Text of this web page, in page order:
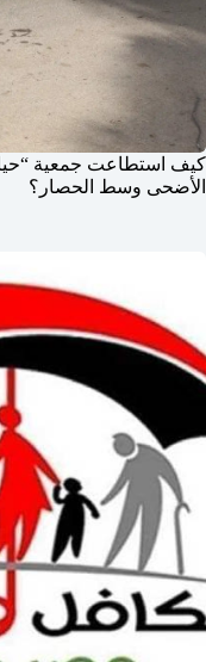
كيف استطاعت جمعية “حياة
الأضحى وسط الحصار؟